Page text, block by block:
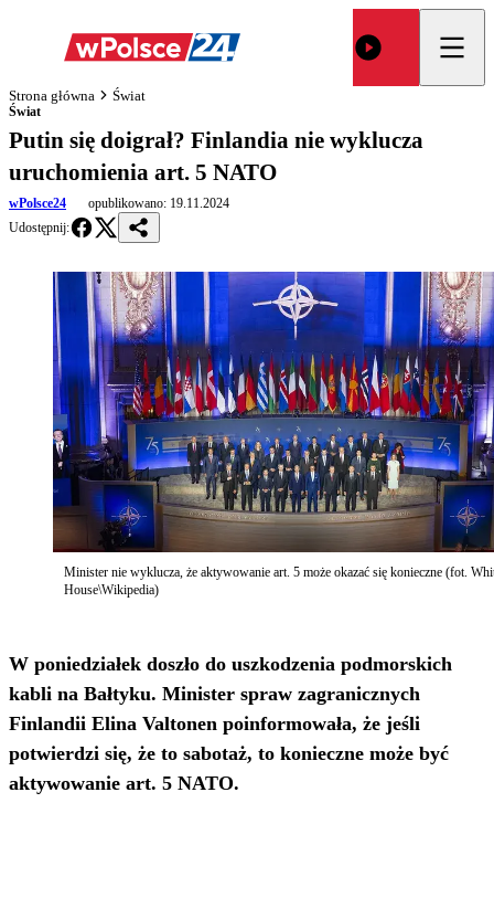
Strona główna Świat
Świat
Putin się doigrał? Finlandia nie wyklucza
uruchomienia art. 5 NATO
wPolsce24 opublikowano: 19.11.2024
Udostępnij:
Minister nie wyklucza, że aktywowanie art. 5 może okazać się konieczne (fot.
House\Wikipedia)
W poniedziałek doszło do uszkodzenia podmorskich
kabli na Bałtyku. Minister spraw zagranicznych
Finlandii Elina Valtonen poinformowała, że jeśli
potwierdzi się, że to sabotaż, to konieczne może być
aktywowanie art. 5 NATO.